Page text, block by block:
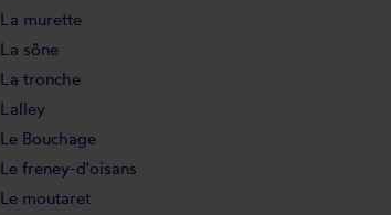
La murette
La sône
La tronche
Lalley
Le Bouchage
Le freney-d'oisans
Le moutaret